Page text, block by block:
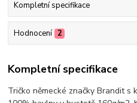
Kompletní specifikace
Hodnocení 2
Kompletní specifikace
Tričko německé značky Brandit s